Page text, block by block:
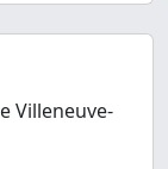
Villeneuve-